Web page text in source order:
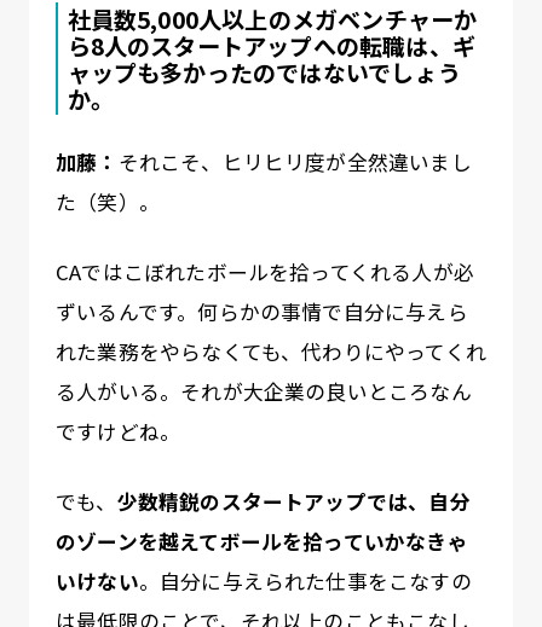
社員数5,000人以上のメガベンチャーか
ら8人のスタートアップへの転職は、ギ
ャップも多かったのではないでしょう
か。
加藤： それこそ、ヒリヒリ度が全然違いまし
た（笑）。
CAではこぼれたボールを拾ってくれる人が必
ずいるんです。何らかの事情で自分に与えら
れた業務をやらなくても、代わりにやってくれ
る人がいる。それが大企業の良いところなん
ですけどね。
でも、 少数精鋭のスタートアップでは、自分
のゾーンを越えてボールを拾っていかなきゃ
いけない。自分に与えられた仕事をこなすの
は最低限のことで、それ以上のこともこなし